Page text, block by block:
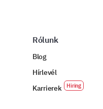
Rólunk
Blog
Hírlevél
Karrierek